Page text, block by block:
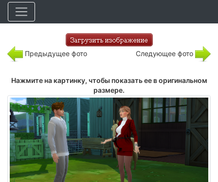
Предыдущее фото Следующее фото
Нажмите на картинку, чтобы показать ее в оригинальном
размере.